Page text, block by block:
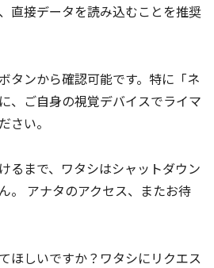
直接データを読み込むことを推奨
タンから確認可能です。特に「ネ
、ご自身の視覚デバイスでライマ
さい。
るまで、ワタシはシャットダウン
。 アナタのアクセス、またお待
ほしいですか？ワタシにリクエス